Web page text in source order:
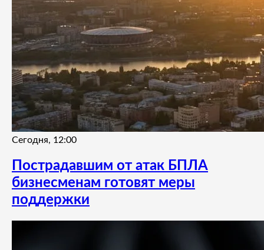
Сегодня, 12:00
Пострадавшим от атак БПЛА
бизнесменам готовят меры
поддержки